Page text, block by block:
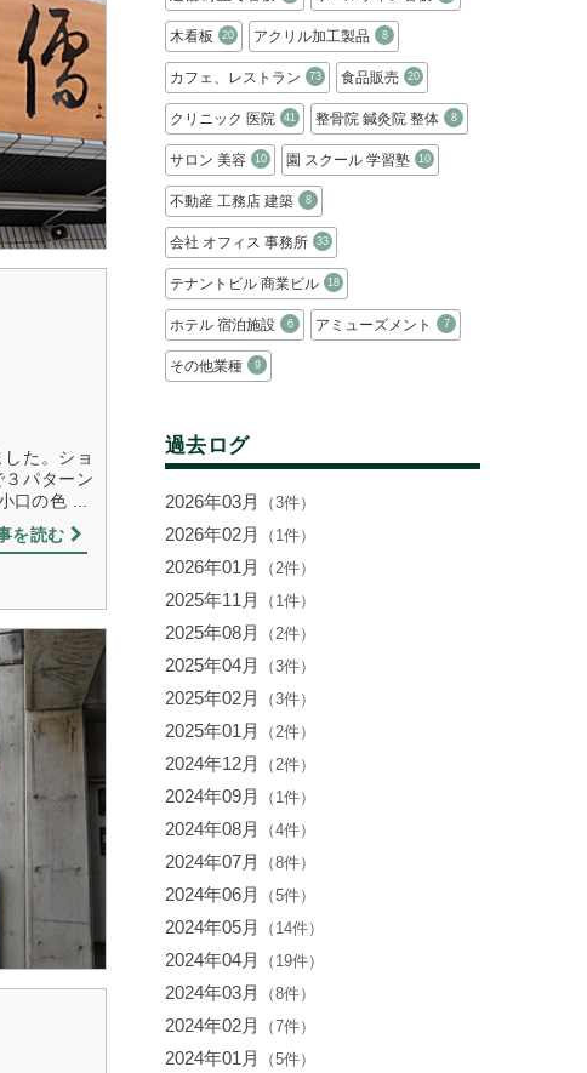
た。ショ
パターン
口の色 ...
を読む
木看板 20 アクリル加工製品 8
カフェ、レストラン 73 食品販売 20
クリニック 医院 41 整骨院 鍼灸院 整体 8
サロン 美容 10 園 スクール 学習塾 10
不動産 工務店 建築 8
会社 オフィス 事務所 33
テナントビル 商業ビル 18
ホテル 宿泊施設 6 アミューズメント 7
その他業種 9
過去ログ
2026年03月 （3件）
2026年02月 （1件）
2026年01月 （2件）
2025年11月 （1件）
2025年08月 （2件）
2025年04月 （3件）
2025年02月 （3件）
2025年01月 （2件）
2024年12月 （2件）
2024年09月 （1件）
2024年08月 （4件）
2024年07月 （8件）
2024年06月 （5件）
2024年05月 （14件）
2024年04月 （19件）
2024年03月 （8件）
2024年02月 （7件）
2024年01月 （5件）